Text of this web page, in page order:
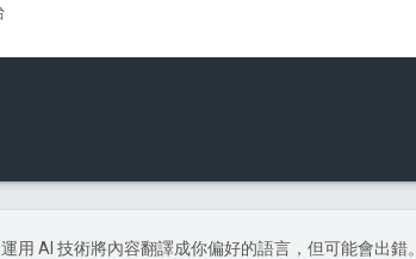
用 AI 技術將內容翻譯成你偏好的語言，但可能會出錯。